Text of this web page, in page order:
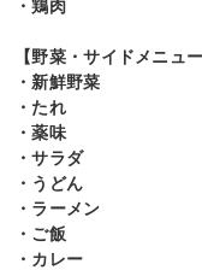
・鶏肉
【野菜・サイドメニュー
・新鮮野菜
・たれ
・薬味
・サラダ
・うどん
・ラーメン
・ご飯
・カレー